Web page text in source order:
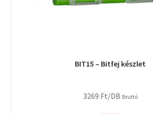
BIT15 – Bitfej készlet
3269 Ft/DB Bruttó